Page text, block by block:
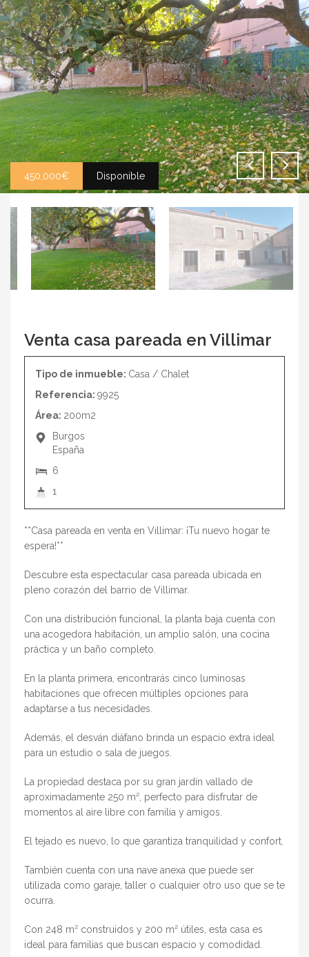
Venta casa pareada en Villimar
450,000€ Disponible
Tipo de inmueble: Casa / Chalet
Referencia: 9925
Área: 200m2
Burgos
España
6
1
**Casa pareada en venta en Villimar: ¡Tu nuevo hogar te
espera!**
Descubre esta espectacular casa pareada ubicada en
pleno corazón del barrio de Villimar.
Con una distribución funcional, la planta baja cuenta con
una acogedora habitación, un amplio salón, una cocina
práctica y un baño completo.
En la planta primera, encontrarás cinco luminosas
habitaciones que ofrecen múltiples opciones para
adaptarse a tus necesidades.
Además, el desván diáfano brinda un espacio extra ideal
para un estudio o sala de juegos.
La propiedad destaca por su gran jardín vallado de
aproximadamente 250 m², perfecto para disfrutar de
momentos al aire libre con familia y amigos.
El tejado es nuevo, lo que garantiza tranquilidad y confort.
También cuenta con una nave anexa que puede ser
utilizada como garaje, taller o cualquier otro uso que se te
ocurra.
Con 248 m² construidos y 200 m² útiles, esta casa es
ideal para familias que buscan espacio y comodidad.